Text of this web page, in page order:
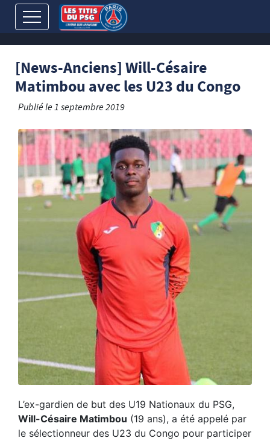
[News-Anciens] Will-Césaire
Matimbou avec les U23 du Congo
Publié le1 septembre 2019
L’ex-gardien de but des U19 Nationaux du PSG,
Will-Césaire Matimbou (19 ans), a été appelé par
le sélectionneur des U23 du Congo pour participer